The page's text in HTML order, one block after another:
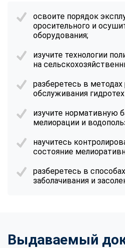
освоите порядок
оросительного и
оборудования;
изучите технологии
на
разберетесь в
обслуживания
изучите нормативную
мелиорации и
научитесь
состояние
разберетесь в
заболачивания и
Выдаваемый